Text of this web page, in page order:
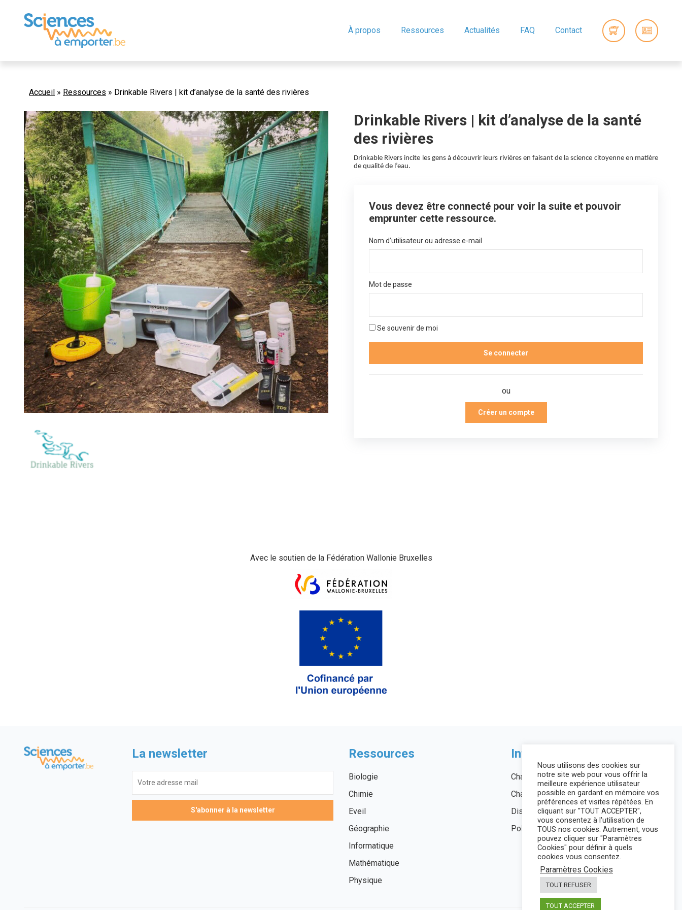
À propos Ressources Actualités FAQ Contact
Accueil » Ressources » Drinkable Rivers | kit d’analyse de la santé des rivières
Drinkable Rivers | kit d’analyse de la santé
des rivières
Drinkable Rivers incite les gens à découvrir leurs rivières en faisant de la science citoyenne en matière
de qualité de l’eau.
Vous devez être connecté pour voir la suite et pouvoir
emprunter cette ressource.
Nom d’utilisateur ou adresse e-mail
Mot de passe
Se souvenir de moi
ou
Créer un compte
Avec le soutien de la Fédération Wallonie Bruxelles
La newsletter Ressources
Biologie
Chimie
Eveil
Géographie
Informatique
Mathématique
Physique
Informations légales
Charte de l’utilisateur
Charte Vie Privée
Disclaimer
Politique des cookies
Nous utilisons des cookies sur
notre site web pour vous offrir la
meilleure expérience utilisateur
possible en gardant en mémoire vos
préférences et visites répétées. En
cliquant sur "TOUT ACCEPTER",
vous consentez à l'utilisation de
TOUS nos cookies. Autrement, vous
pouvez cliquer sur "Paramètres
Cookies" pour définir à quels
cookies vous consentez.
Paramètres Cookies
TOUT REFUSER
TOUT ACCEPTER